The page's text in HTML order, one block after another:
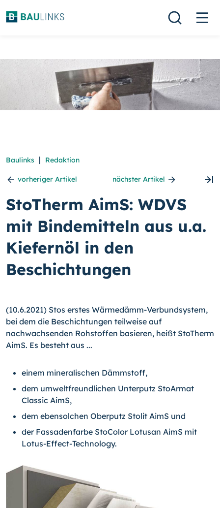
Baulinks | Redaktion
vorheriger Artikel nächster Artikel
StoTherm AimS: WDVS
mit Bindemitteln aus u.a.
Kiefernöl in den
Beschichtungen
(10.6.2021) Stos erstes Wärmedämm-Verbundsystem,
bei dem die Beschichtungen teilweise auf
nachwachsenden Rohstoffen basieren, heißt StoTherm
AimS. Es besteht aus ...
einem mineralischen Dämmstoff,
dem umweltfreundlichen Unterputz StoArmat
Classic AimS,
dem ebensolchen Oberputz Stolit AimS und
der Fassadenfarbe StoColor Lotusan AimS mit
Lotus-Effect-Technology.